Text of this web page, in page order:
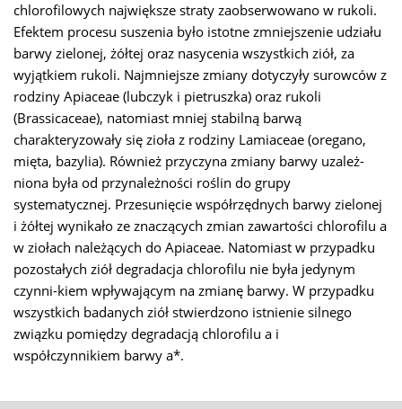
chlorofilowych największe straty zaobserwowano w rukoli.
Efektem procesu suszenia było istotne zmniejszenie udziału
barwy zielonej, żółtej oraz nasycenia wszystkich ziół, za
wyjątkiem rukoli. Najmniejsze zmiany dotyczyły surowców z
rodziny Apiaceae (lubczyk i pietruszka) oraz rukoli
(Brassicaceae), natomiast mniej stabilną barwą
charakteryzowały się zioła z rodziny Lamiaceae (oregano,
mięta, bazylia). Również przyczyna zmiany barwy uzależ-
niona była od przynależności roślin do grupy
systematycznej. Przesunięcie współrzędnych barwy zielonej
i żółtej wynikało ze znaczących zmian zawartości chlorofilu a
w ziołach należących do Apiaceae. Natomiast w przypadku
pozostałych ziół degradacja chlorofilu nie była jedynym
czynni-kiem wpływającym na zmianę barwy. W przypadku
wszystkich badanych ziół stwierdzono istnienie silnego
związku pomiędzy degradacją chlorofilu a i
współczynnikiem barwy a*.